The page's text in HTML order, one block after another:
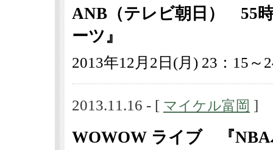
ANB（テレビ朝日） 55
ーツ』
2013年12月2日(月) 23：15～
2013.11.16 - [ マイケル富岡 ]
WOWOW ライブ 『NBA